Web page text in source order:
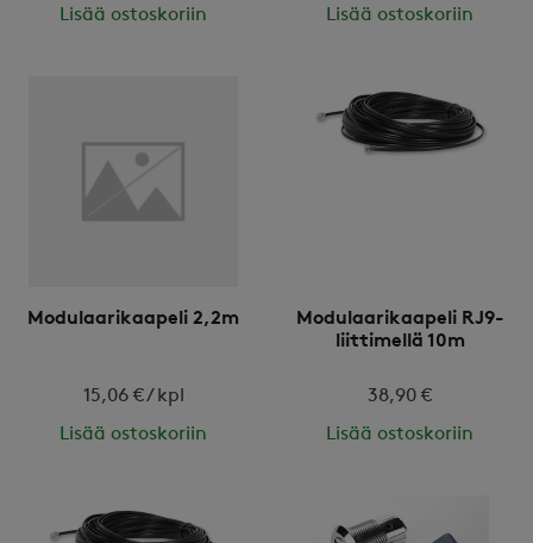
Lisää ostoskoriin
Lisää ostoskoriin
Modulaarikaapeli 2,2m
15,06 € / kpl
Lisää ostoskoriin
Modulaarikaapeli RJ9-
liittimellä 10m
38,90 €
Lisää ostoskoriin